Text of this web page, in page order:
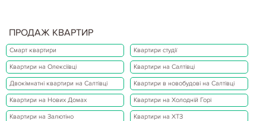
ПРОДАЖ КВАРТИР
Смарт квартири Квартири студії
Квартири на Олексіївці Квартири на Салтівці
Двокімнатні квартири на Салтівці Квартири в новобудові на Салтівці
Квартири на Нових Домах Квартири на Холодній Горі
Квартири на Залютіно Квартири на ХТЗ